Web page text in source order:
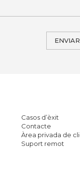
ENVIAR
Casos d’èxit
Contacte
Àrea privada de
Suport remot